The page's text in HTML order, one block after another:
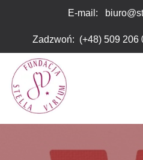
zawiera
system
ułatwień
dostępu.
E-mail:
Zadzwoń: (+48) 509 206